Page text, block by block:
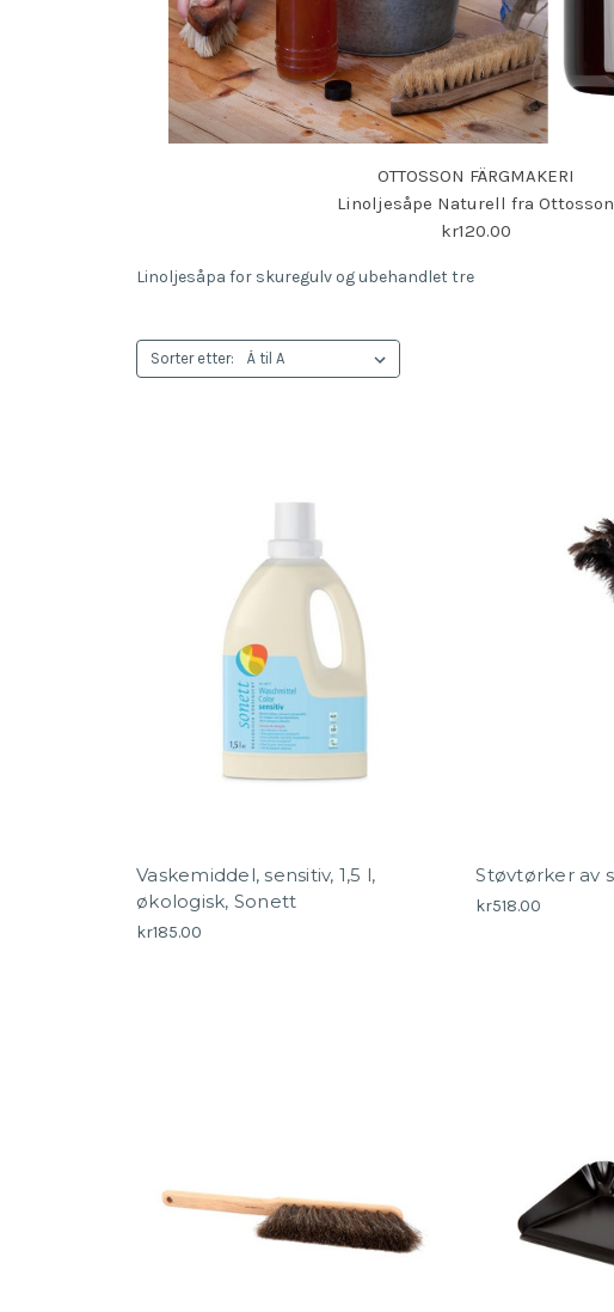
OTTOSSON FÄRGMAKERI
Linoljesåpe Naturell fra Ottosson
kr120.00
Linoljesåpa for skuregulv og ubehandlet tre
Sorter etter:
Vaskemiddel, sensitiv, 1,5 l,
økologisk, Sonett
kr185.00
Støvtørker av
kr518.00